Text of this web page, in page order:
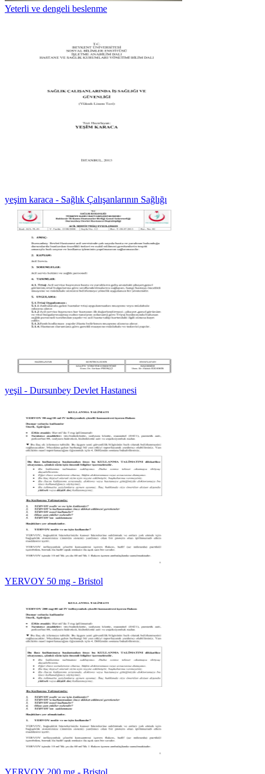
Yeterli ve dengeli beslenme
yeşim karaca - Sağlık Çalışanlarının Sağlığı
yeşil - Dursunbey Devlet Hastanesi
YERVOY 50 mg - Bristol
YERVOY 200 mg - Bristol